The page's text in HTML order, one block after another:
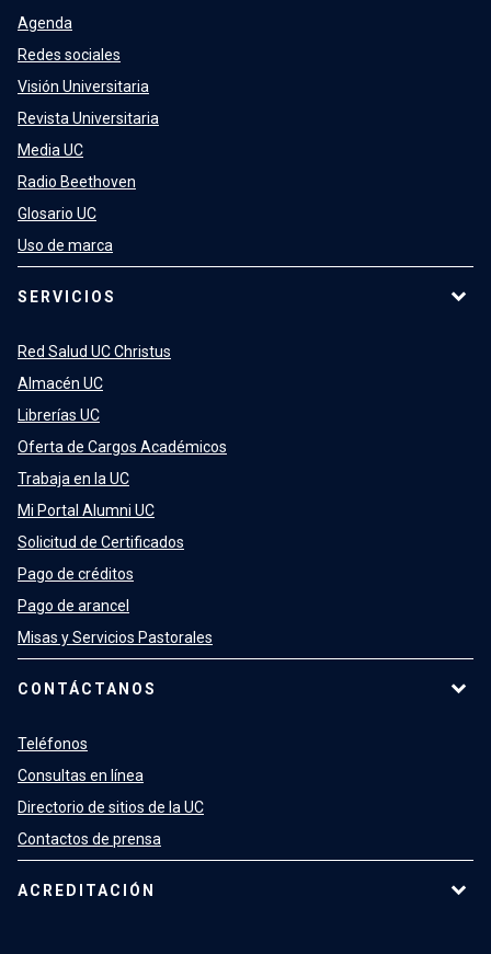
Agenda
Redes sociales
Visión Universitaria
Revista Universitaria
Media UC
Radio Beethoven
Glosario UC
Uso de marca
SERVICIOS
Red Salud UC Christus
Almacén UC
Librerías UC
Oferta de Cargos Académicos
Trabaja en la UC
Mi Portal Alumni UC
Solicitud de Certificados
Pago de créditos
Pago de arancel
Misas y Servicios Pastorales
CONTÁCTANOS
Teléfonos
Consultas en línea
Directorio de sitios de la UC
Contactos de prensa
ACREDITACIÓN